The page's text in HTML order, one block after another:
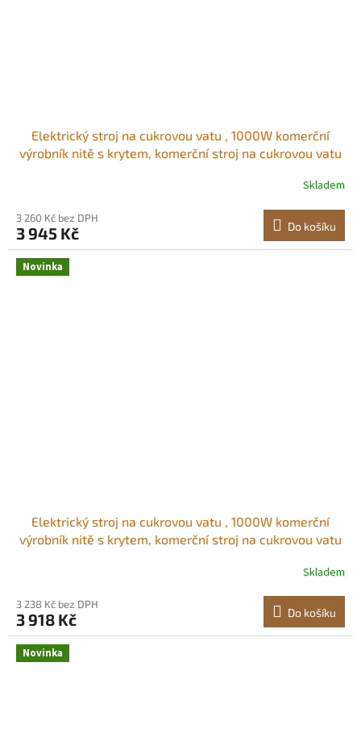
Elektrický stroj na cukrovou vatu , 1000W komerční
výrobník nitě s krytem, ​​komerční stroj na cukrovou vatu
na karneval, narozeniny, rodinné oslavy, modrýSkladem
3 260 Kč bez DPH
3 945 Kč Do košíku
Novinka
Elektrický stroj na cukrovou vatu , 1000W komerční
výrobník nitě s krytem, ​​komerční stroj na cukrovou vatu
na karneval, narozeniny, rodinné oslavy, růžová
Jednoduchá výroba sladkostí<br/
Skladem
3 238 Kč bez DPH
3 918 Kč Do košíku
Novinka